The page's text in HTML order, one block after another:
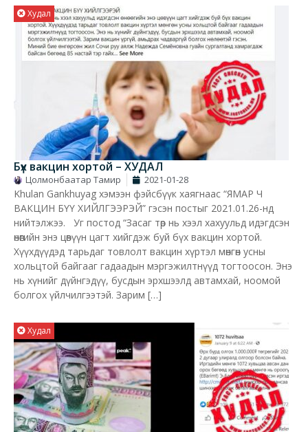
Худал
Бүх вакцин хортой – ХУДАЛ
Цолмонбаатар Тамир 2021-01-28
Khulan Gankhuyag хэмээн фэйсбүүк хаягнаас “ЯМАР Ч
ВАКЦИН БҮҮ ХИЙЛГЭЭРЭЙ” гэсэн постыг 2021.01.26-нд
нийтэлжээ. Уг постод “Засаг төр нь хээл хахуульд идэгдсэн
өнөөгийн энэ цөвүүн цагт хийгдэж буй бүх вакцин хортой.
Хүүхдүүдэд тарьдаг товлолт вакцин хүртэл мөнгөн усны
хольцтой байгааг гадаадын мэргэжилтнүүд тогтоосон. Энэ
нь хүнийг дүйнгэдүү, бусдын эрхшээлд автамхай, ноомой
болгох үйлчилгээтэй. Зарим […]
Худал